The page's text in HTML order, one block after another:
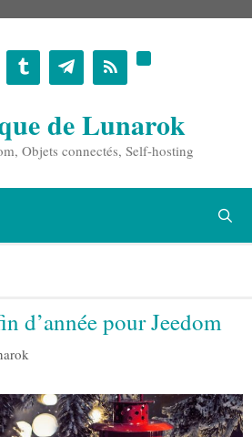
de Lunarok
Objets connectés, Self-hosting
d’année pour Jeedom